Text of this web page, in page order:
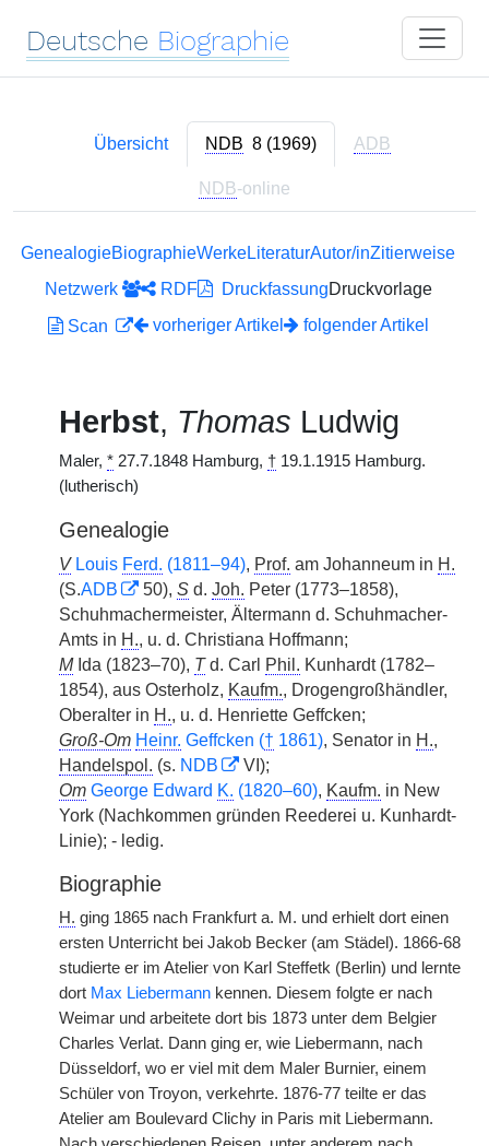
Deutsche Biographie
Übersicht NDB 8 (1969) ADB
NDB-online
GenealogieBiographieWerkeLiteraturAutor/inZitierweise
Netzwerk
RDF DruckfassungDruckvorlage
Scan
vorheriger Artikel folgender Artikel
Herbst, Thomas Ludwig
Maler, * 27.7.1848 Hamburg, † 19.1.1915 Hamburg.
(lutherisch)
Genealogie
V Louis Ferd. (1811–94), Prof. am Johanneum in H.
(S.ADB 50), S d. Joh. Peter (1773–1858),
Schuhmachermeister, Ältermann d. Schuhmacher-
Amts in H., u. d. Christiana Hoffmann;
MIda (1823–70), Td. Carl Phil. Kunhardt (1782–
1854), aus Osterholz, Kaufm., Drogengroßhändler,
Oberalter in H., u. d. Henriette Geffcken;
Groß-Om Heinr. Geffcken († 1861), Senator in H.,
Handelspol. (s. NDB
VI);
Om George Edward K. (1820–60), Kaufm. in New
York (Nachkommen gründen Reederei u. Kunhardt-
Linie); - ledig.
Biographie
H. ging 1865 nach Frankfurt a. M. und erhielt dort einen
ersten Unterricht bei Jakob Becker (am Städel). 1866-68
studierte er im Atelier von Karl Steffetk (Berlin) und lernte
dort Max Liebermann kennen. Diesem folgte er nach
Weimar und arbeitete dort bis 1873 unter dem Belgier
Charles Verlat. Dann ging er, wie Liebermann, nach
Düsseldorf, wo er viel mit dem Maler Burnier, einem
Schüler von Troyon, verkehrte. 1876-77 teilte er das
Atelier am Boulevard Clichy in Paris mit Liebermann.